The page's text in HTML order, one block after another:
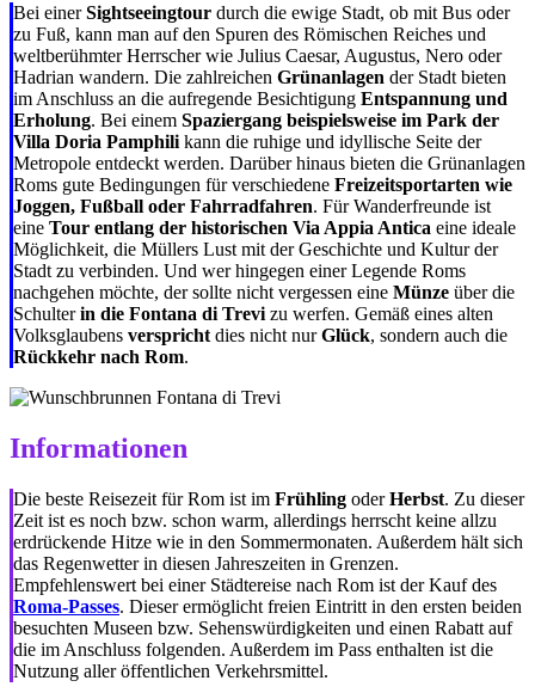
Bei einerSightseeingtour durch die ewige Stadt, ob mit Bus oder
zu Fuß, kann man auf den Spuren des Römischen Reiches und
weltberühmter Herrscher wie Julius Caesar, Augustus, Nero oder
Hadrian wandern. Die zahlreichen Grünanlagen der Stadt bieten
im Anschluss an die aufregende Besichtigung Entspannung und
Erholung. Bei einem Spaziergang beispielsweise im Park der
Villa Doria Pamphili kann die ruhige und idyllische Seite der
Metropole entdeckt werden. Darüber hinaus bieten die Grünanlagen
Roms gute Bedingungen für verschiedene Freizeitsportarten wie
Joggen, Fußball oder Fahrradfahren. Für Wanderfreunde ist
eine Tour entlang der historischen Via Appia Antica eine ideale
Möglichkeit, die Müllers Lust mit der Geschichte und Kultur der
Stadt zu verbinden. Und wer hingegen einer Legende Roms
nachgehen möchte, der sollte nicht vergessen eine Münze über die
Schulterin die Fontana di Trevi zu werfen. Gemäß eines alten
Volksglaubens verspricht dies nicht nurGlück, sondern auch die
Rückkehr nach Rom.
Informationen
Die beste Reisezeit für Rom ist im Frühling oderHerbst. Zu dieser
Zeit ist es noch bzw. schon warm, allerdings herrscht keine allzu
erdrückende Hitze wie in den Sommermonaten. Außerdem hält sich
das Regenwetter in diesen Jahreszeiten in Grenzen.
Empfehlenswert bei einer Städtereise nach Rom ist der Kauf des
Roma-Passes. Dieser ermöglicht freien Eintritt in den ersten beiden
besuchten Museen bzw. Sehenswürdigkeiten und einen Rabatt auf
die im Anschluss folgenden. Außerdem im Pass enthalten ist die
Nutzung aller öffentlichen Verkehrsmittel.